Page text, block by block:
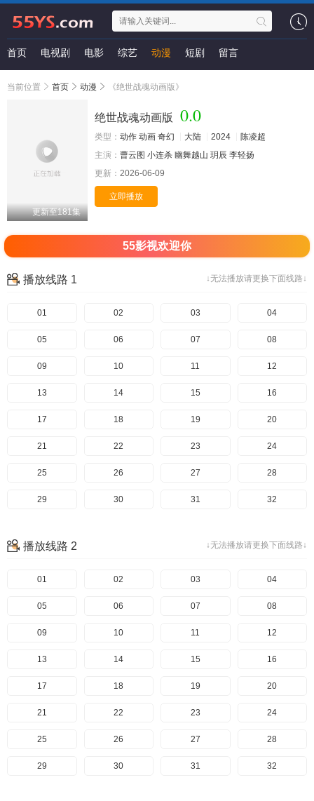
首页 电视剧 电影 综艺 动漫 短剧 留言
当前位置 首页 动漫 《绝世战魂动画版》
更新至181集
绝世战魂动画版 0.0
类型： 动作 动画 奇幻 大陆 2024
陈凌超
主演： 曹云图 小连杀 幽舞越山 玥辰 李轻扬
更新： 2026-06-09
立即播放
55影视欢迎你
↓无法播放请更换下面线路↓
播放线路 1
01 02 03 04
05 06 07 08
09 10 11 12
13 14 15 16
17 18 19 20
21 22 23 24
25 26 27 28
29 30 31 32
37
41 42 43 44
45 46 47 48
49 50 51 52
53 54 55 56
57 58 59 60
61 62 63 64
65 66 67 68
69 70 71 72
↓无法播放请更换下面线路↓
播放线路 2
01 02 03 04
05 06 07 08
09 10 11 12
13 14 15 16
17 18 19 20
21 22 23 24
25 26 27 28
29 30 31 32